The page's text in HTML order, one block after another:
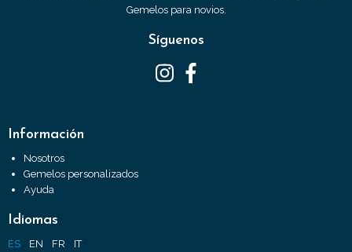
Gemelos para novios.
Síguenos
Información
Nosotros
Gemelos personalizados
Ayuda
Idiomas
ES EN FR IT